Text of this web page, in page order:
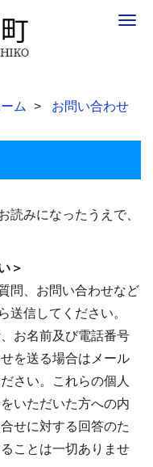
ム お問い合わせ
読みになったうえで、
＞
問、お問い合わせなど
送信してください。
お名前及び電話番号
を送る場合はメール
さい。これらの個人
いただいた方への内
せに対する回答のた
ことは一切ありませ